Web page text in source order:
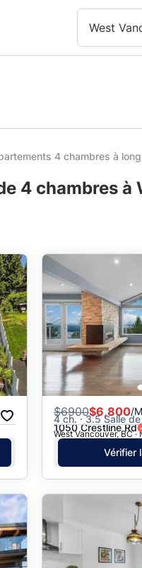
West
4 chambres à
4 chambres à
$6900$6,800/
4 ch. · 3.5 Salle
1050 Crestline Rd
West Vancouver, BC
Vérifier